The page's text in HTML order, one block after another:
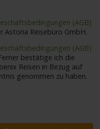
(AGB)
Astoria Reisebüro GmbH.
(AGB)
Reisen in Bezug auf
genommen zu haben.